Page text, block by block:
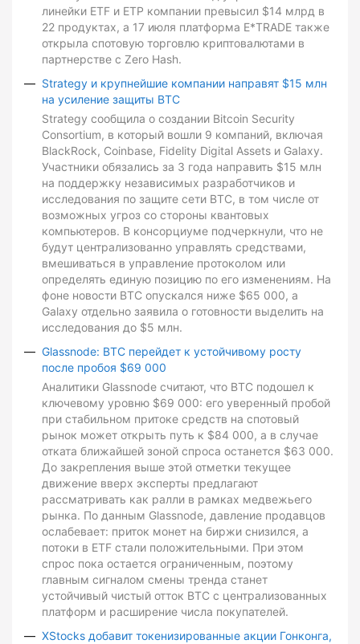
линейки ETF и ETP компании превысил $14 млрд в
22 продуктах, а 17 июля платформа E*TRADE также
открыла спотовую торговлю криптовалютами в
партнерстве с Zero Hash.
Strategy и крупнейшие компании направят $15 млн
на усиление защиты BTC
Strategy сообщила о создании Bitcoin Security
Consortium, в который вошли 9 компаний, включая
BlackRock, Coinbase, Fidelity Digital Assets и Galaxy.
Участники обязались за 3 года направить $15 млн
на поддержку независимых разработчиков и
исследования по защите сети BTC, в том числе от
возможных угроз со стороны квантовых
компьютеров. В консорциуме подчеркнули, что не
будут централизованно управлять средствами,
вмешиваться в управление протоколом или
определять единую позицию по его изменениям. На
фоне новости BTC опускался ниже $65 000, а
Galaxy отдельно заявила о готовности выделить на
исследования до $5 млн.
Glassnode: BTC перейдет к устойчивому росту
после пробоя $69 000
Аналитики Glassnode считают, что BTC подошел к
ключевому уровню $69 000: его уверенный пробой
при стабильном притоке средств на спотовый
рынок может открыть путь к $84 000, а в случае
отката ближайшей зоной спроса останется $63 000.
До закрепления выше этой отметки текущее
движение вверх эксперты предлагают
рассматривать как ралли в рамках медвежьего
рынка. По данным Glassnode, давление продавцов
ослабевает: приток монет на биржи снизился, а
потоки в ETF стали положительными. При этом
спрос пока остается ограниченным, поэтому
главным сигналом смены тренда станет
устойчивый чистый отток BTC с централизованных
платформ и расширение числа покупателей.
XStocks добавит токенизированные акции Гонконга,